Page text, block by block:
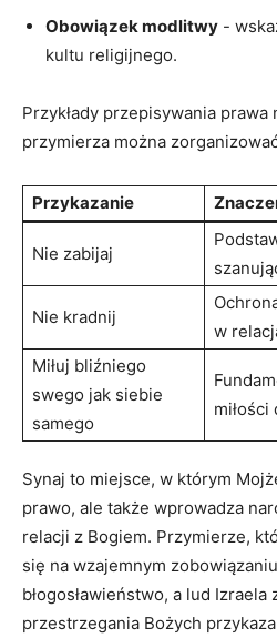
Obowiązek modlitwy ⁤-
kultu religijnego.
Przykłady przepisywania prawa
⁤przymierza można
Przykazanie
Nie zabijaj
Nie kradnij
w
Miłuj bliźniego
swego jak siebie
samego
‍miłości
Synaj to miejsce, w którym
prawo, ale także wprowadza
⁤relacji z Bogiem. Przymierze,
się na⁤ wzajemnym
błogosławieństwo,‌ a lud
przestrzegania Bożych